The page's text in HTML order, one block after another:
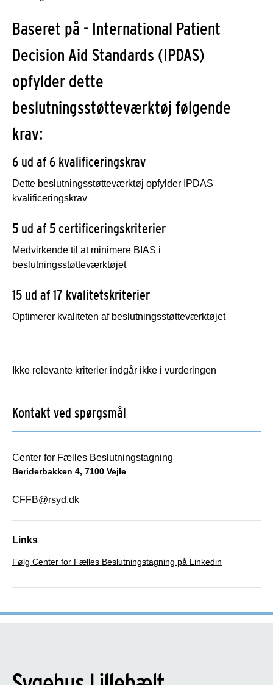
Baseret på - International Patient
Decision Aid Standards (IPDAS)
opfylder dette
beslutningsstøtteværktøj følgende
krav:
6 ud af 6 kvalificeringskrav
Dette beslutningsstøtteværktøj opfylder IPDAS
kvalificeringskrav
5 ud af 5 certificeringskriterier
Medvirkende til at minimere BIAS i
beslutningsstøtteværktøjet
15 ud af 17 kvalitetskriterier
Optimerer kvaliteten af beslutningsstøtteværktøjet
Ikke relevante kriterier indgår ikke i vurderingen
Kontakt ved spørgsmål
Links
Følg Center for Fælles Beslutningstagning på Linkedin
Center for Fælles Beslutningstagning
Beriderbakken 4, 7100 Vejle
CFFB@rsyd.dk